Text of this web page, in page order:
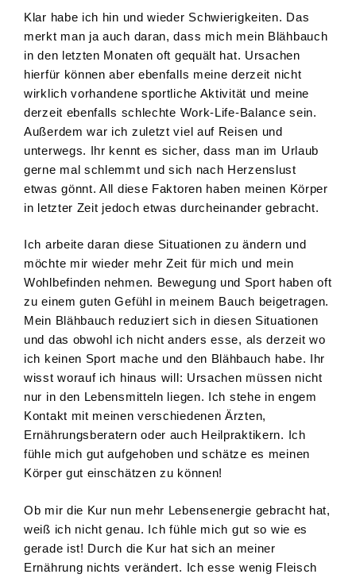
Klar habe ich hin und wieder Schwierigkeiten. Das
merkt man ja auch daran, dass mich mein Blähbauch
in den letzten Monaten oft gequält hat. Ursachen
hierfür können aber ebenfalls meine derzeit nicht
wirklich vorhandene sportliche Aktivität und meine
derzeit ebenfalls schlechte Work-Life-Balance sein.
Außerdem war ich zuletzt viel auf Reisen und
unterwegs. Ihr kennt es sicher, dass man im Urlaub
gerne mal schlemmt und sich nach Herzenslust
etwas gönnt. All diese Faktoren haben meinen Körper
in letzter Zeit jedoch etwas durcheinander gebracht.
Ich arbeite daran diese Situationen zu ändern und
möchte mir wieder mehr Zeit für mich und mein
Wohlbefinden nehmen. Bewegung und Sport haben oft
zu einem guten Gefühl in meinem Bauch beigetragen.
Mein Blähbauch reduziert sich in diesen Situationen
und das obwohl ich nicht anders esse, als derzeit wo
ich keinen Sport mache und den Blähbauch habe. Ihr
wisst worauf ich hinaus will: Ursachen müssen nicht
nur in den Lebensmitteln liegen. Ich stehe in engem
Kontakt mit meinen verschiedenen Ärzten,
Ernährungsberatern oder auch Heilpraktikern. Ich
fühle mich gut aufgehoben und schätze es meinen
Körper gut einschätzen zu können!
Ob mir die Kur nun mehr Lebensenergie gebracht hat,
weiß ich nicht genau. Ich fühle mich gut so wie es
gerade ist! Durch die Kur hat sich an meiner
Ernährung nichts verändert. Ich esse wenig Fleisch